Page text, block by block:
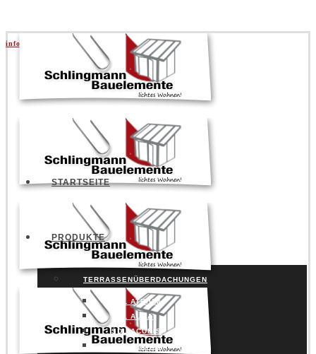
info@schlingmann.org |+49 5141 957730
STARTSEITE
PRODUKTE
TERRASSENÜBERDACHUNGEN
SDL ATRIUM
SDL AURA
SDL ACUBIS
SDL ALERIO